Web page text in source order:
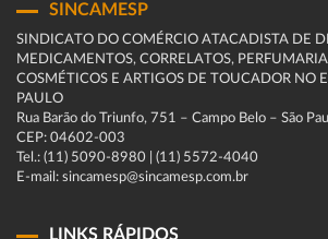
SINCAMESP
SINDICATO DO COMÉRCIO ATACADISTA DE
MEDICAMENTOS, CORRELATOS,
COSMÉTICOS E ARTIGOS DE TOUCADOR NO
PAULO
Rua Barão do Triunfo, 751 – Campo Belo – São
CEP: 04602-003
Tel.: (11) 5090-8980 | (11) 5572-4040
E-mail: sincamesp@sincamesp.com.br
LINKS RÁPIDOS